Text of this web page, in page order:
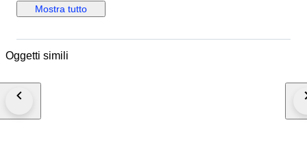
appreciate attention to detail. Tailored to a regular fit, this no-size shirt
offers a timeless aesthetic that's versatile for both casual and formal
makes it a suitable choice for year-round wear. Proudly made in Italy, it's a
Mostra tutto
Oggetti simili